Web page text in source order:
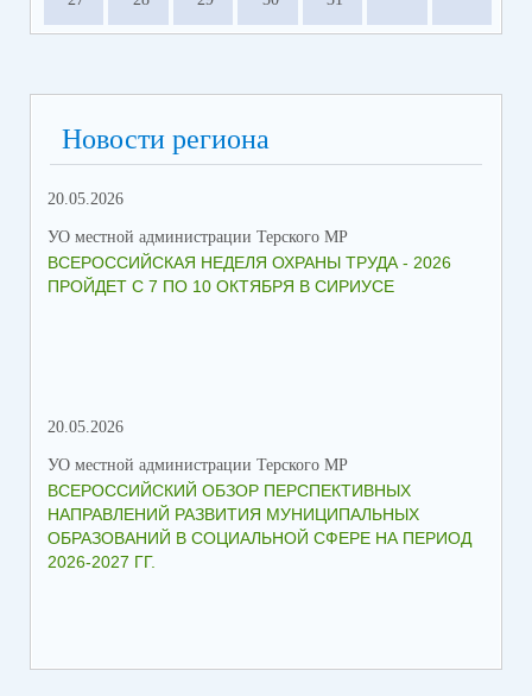
Новости региона
20.05.2026
УО местной администрации Терского МР
ВСЕРОССИЙСКАЯ НЕДЕЛЯ ОХРАНЫ ТРУДА - 2026
ПРОЙДЕТ С 7 ПО 10 ОКТЯБРЯ В СИРИУСЕ
20.05.2026
УО местной администрации Терского МР
ВСЕРОССИЙСКИЙ ОБЗОР ПЕРСПЕКТИВНЫХ
НАПРАВЛЕНИЙ РАЗВИТИЯ МУНИЦИПАЛЬНЫХ
ОБРАЗОВАНИЙ В СОЦИАЛЬНОЙ СФЕРЕ НА ПЕРИОД
2026-2027 ГГ.